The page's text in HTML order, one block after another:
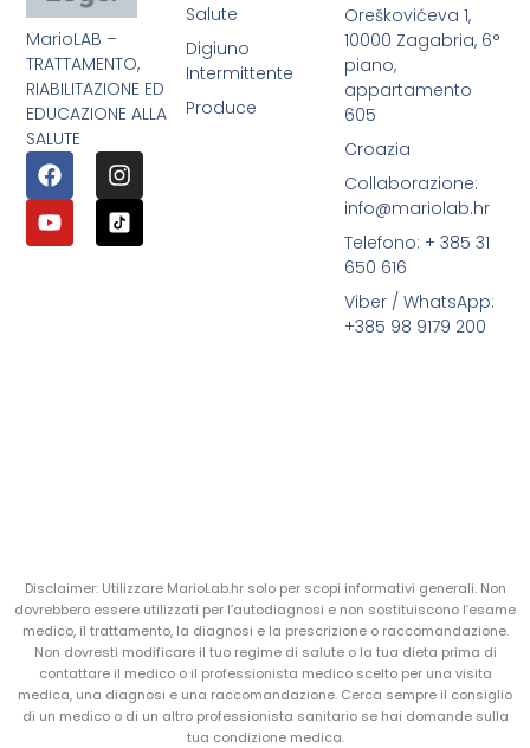
MarioLAB –
TRATTAMENTO,
RIABILITAZIONE ED
EDUCAZIONE ALLA
SALUTE
Salute
Digiuno
Intermittente
Produce
Oreškovićeva 1,
10000 Zagabria, 6°
piano,
appartamento
605
Croazia
Collaborazione:
info@mariolab.hr
Telefono: + 385 31
650 616
Viber / WhatsApp:
+385 98 9179 200
Disclaimer: Utilizzare MarioLab.hr solo per scopi informativi generali. Non
dovrebbero essere utilizzati per l’autodiagnosi e non sostituiscono l’esame
medico, il trattamento, la diagnosi e la prescrizione o raccomandazione.
Non dovresti modificare il tuo regime di salute o la tua dieta prima di
contattare il medico o il professionista medico scelto per una visita
medica, una diagnosi e una raccomandazione. Cerca sempre il consiglio
di un medico o di un altro professionista sanitario se hai domande sulla
tua condizione medica.